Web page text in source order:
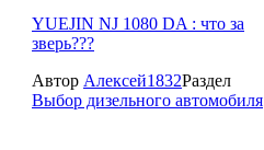
YUEJIN NJ 1080 DA : что за
зверь???
Автор Алексей1832Раздел
Выбор дизельного автомобиля